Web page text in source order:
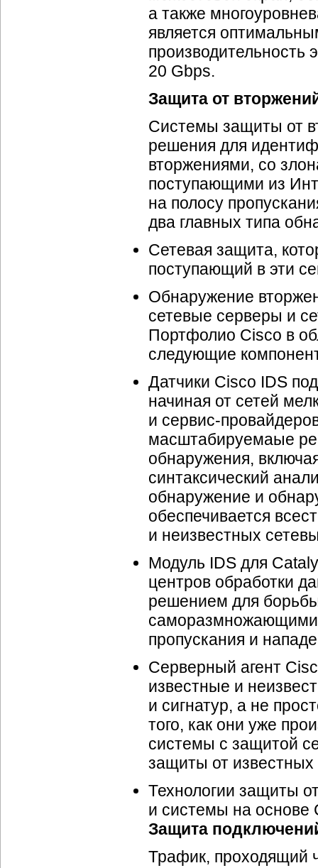
а также
является
производительность
20 Gbps.
Защита от
Системы защиты от
решения для
вторжениями, со
поступающими из
на полосу
два главных типа
Сетевая защита,
поступающий в эти
Обнаружение
сетевые серверы и
Портфолио Cisco в
следующие
Датчики Cisco IDS
начиная от сетей
и сервис-
масштабируемаые
обнаружения,
синтаксический
обнаружение и
обеспечивается
и неизвестных
Модуль IDS для
центров обработки
решением для
пропускания и
Серверный агент
известные и
и сигнатур, а не
того, как они уже
системы с защитой
защиты от
Технологии защиты
и системы на основе
Защита
Трафик, проходящий